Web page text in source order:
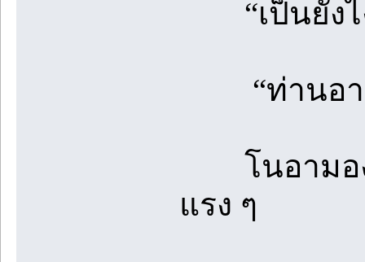
“เป็นยังไง
“ท่านอา
โนอามอง
แรง ๆ